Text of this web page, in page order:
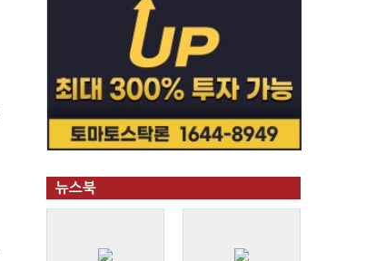
뉴스북